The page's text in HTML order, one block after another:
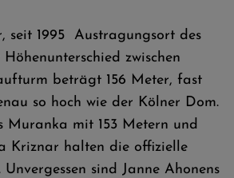
seit 1995 Austragungsort des
Höhenunterschied zwischen
beträgt 156 Meter, fast
so hoch wie der Kölner Dom.
Muranka mit 153 Metern und
Kriznar halten die offizielle
Unvergessen sind Janne Ahonens